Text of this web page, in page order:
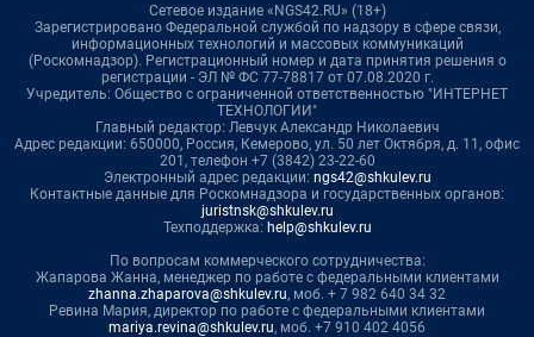
Сетевое издание «NGS42.RU» (18+)
Зарегистрировано Федеральной службой по надзору в сфере связи,
информационных технологий и массовых коммуникаций
(Роскомнадзор). Регистрационный номер и дата принятия решения о
регистрации - ЭЛ № ФС 77-78817 от 07.08.2020 г.
Учредитель: Общество с ограниченной ответственностью "ИНТЕРНЕТ
ТЕХНОЛОГИИ"
Главный редактор: Левчук Александр Николаевич
Адрес редакции: 650000, Россия, Кемерово, ул. 50 лет Октября, д. 11, офис
201, телефон +7 (3842) 23-22-60
Электронный адрес редакции: ngs42@shkulev.ru
Контактные данные для Роскомнадзора и государственных органов:
juristnsk@shkulev.ru
Техподдержка: help@shkulev.ru
По вопросам коммерческого сотрудничества:
Жапарова Жанна, менеджер по работе с федеральными клиентами
zhanna.zhaparova@shkulev.ru, моб. + 7 982 640 34 32
Ревина Мария, директор по работе с федеральными клиентами
mariya.revina@shkulev.ru, моб. +7 910 402 4056